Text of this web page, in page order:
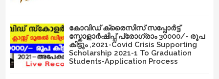
കോവിഡ് ക്രൈസിസ് സപ്പോർട്ട്
സ്കോളാർഷിപ്പ് പ്രോഗ്രാം 30000/- രൂപ
കിട്ടും ,2021-Covid Crisis Supporting
Scholarship 2021-1 To Graduation
Students-Application Process